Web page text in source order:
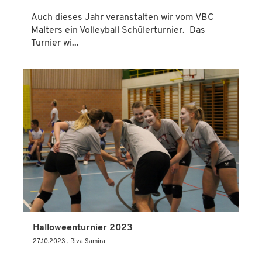
Auch dieses Jahr veranstalten wir vom VBC
Malters ein Volleyball Schülerturnier. Das
Turnier wi...
Halloweenturnier 2023
27.10.2023 , Riva Samira